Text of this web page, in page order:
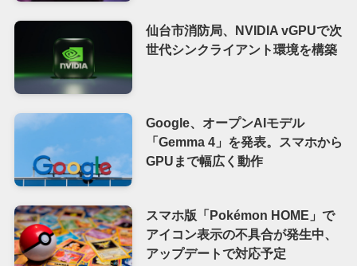
仙台市消防局、NVIDIA vGPUで次
世代シンクライアント環境を構築
Google、オープンAIモデル
「Gemma 4」を発表。スマホから
GPUまで幅広く動作
スマホ版「Pokémon HOME」で
アイコン表示の不具合が発生中、
アップデートで対応予定